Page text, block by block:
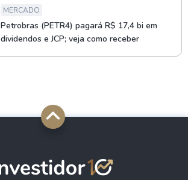
MERCADO
Petrobras (PETR4) pagará R$ 17,4 bi em
dividendos e JCP; veja como receber